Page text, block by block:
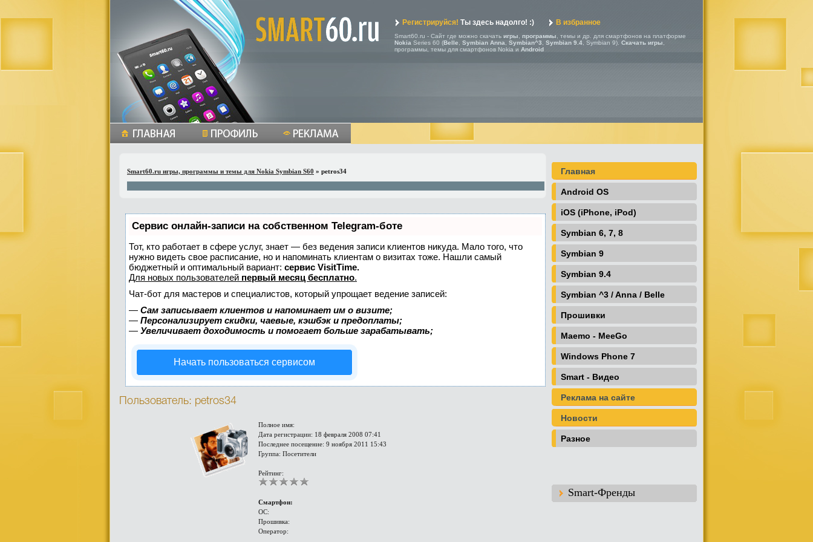
Регистрируйся! Ты здесь надолго! :) В избранное
Smart60.ru - Сайт где можно скачать игры программы , темы и др. для смартфонов на платформе
Nokia Series 60 (Belle Symbian Anna Symbian^3 Symbian 9.4 , Symbian 9). Скачать игры
программы, темы для смартфонов Nokia и Android
Smart60.ru игры, программы и темы для Nokia Symbian S60 » petros34
Сервис онлайн-записи на собственном Telegram-боте
Тот, кто работает в сфере услуг, знает — без ведения записи клиентов никуда. Мало того, что
нужно видеть свое расписание, но и напоминать клиентам о визитах тоже. Нашли самый
бюджетный и оптимальный вариант: сервис VisitTime.
Для новых пользователей первый месяц бесплатно.
Чат-бот для мастеров и специалистов, который упрощает ведение записей:
— Сам записывает клиентов и напоминает им о визите;
— Персонализирует скидки, чаевые, кэшбэк и предоплаты;
— Увеличивает доходимость и помогает больше зарабатывать;
Начать пользоваться сервисом
Пользователь: petros34
Полное имя:
Дата регистрации: 18 февраля 2008 07:41
Последнее посещение: 9 ноября 2011 15:43
Группа: Посетители
Рейтинг:
Смартфон:
ОС:
Прошивка:
Оператор:
Главная
Android OS
iOS (iPhone, iPod)
Symbian 6, 7, 8
Symbian 9
Symbian 9.4
Symbian ^3 / Anna / Belle
Прошивки
Maemo - MeeGo
Windows Phone 7
Smart - Видео
Реклама на сайте
Новости
Разное
Smart-Френды